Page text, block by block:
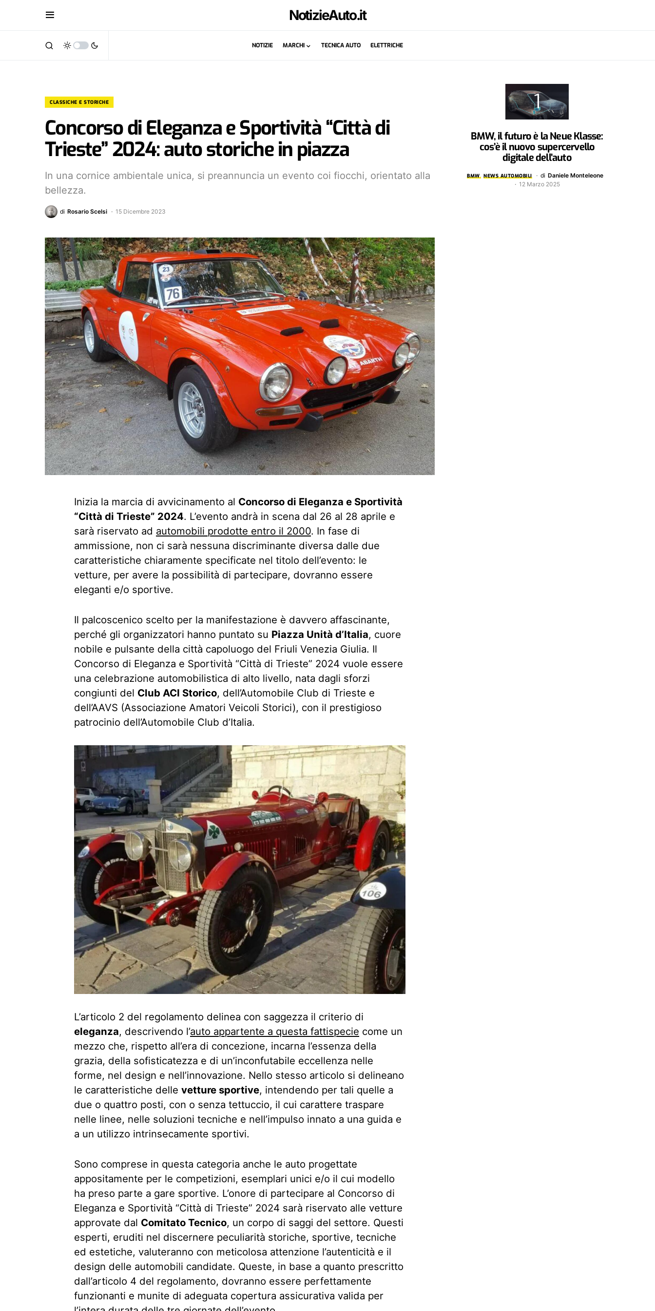
NotizieAuto.it
NOTIZIE MARCHI TECNICA AUTO ELETTRICHE
CLASSICHE E STORICHE
Concorso di Eleganza e Sportività “Città di
Trieste” 2024: auto storiche in piazza
In una cornice ambientale unica, si preannuncia un evento coi fiocchi, orientato alla
bellezza.
di Rosario Scelsi 15 Dicembre 2023
Inizia la marcia di avvicinamento al Concorso di Eleganza e Sportività
“Città di Trieste” 2024. L’evento andrà in scena dal 26 al 28 aprile e
sarà riservato ad automobili prodotte entro il 2000. In fase di
ammissione, non ci sarà nessuna discriminante diversa dalle due
caratteristiche chiaramente specificate nel titolo dell’evento: le
vetture, per avere la possibilità di partecipare, dovranno essere
eleganti e/o sportive.
Il palcoscenico scelto per la manifestazione è davvero affascinante,
perché gli organizzatori hanno puntato su Piazza Unità d’Italia, cuore
nobile e pulsante della città capoluogo del Friuli Venezia Giulia. Il
Concorso di Eleganza e Sportività “Città di Trieste” 2024 vuole essere
una celebrazione automobilistica di alto livello, nata dagli sforzi
congiunti del Club ACI Storico, dell’Automobile Club di Trieste e
dell’AAVS (Associazione Amatori Veicoli Storici), con il prestigioso
patrocinio dell’Automobile Club d’Italia.
L’articolo 2 del regolamento delinea con saggezza il criterio di
eleganza, descrivendo l’auto appartente a questa fattispecie come un
mezzo che, rispetto all’era di concezione, incarna l’essenza della
grazia, della sofisticatezza e di un’inconfutabile eccellenza nelle
forme, nel design e nell’innovazione. Nello stesso articolo si delineano
le caratteristiche delle vetture sportive, intendendo per tali quelle a
due o quattro posti, con o senza tettuccio, il cui carattere traspare
nelle linee, nelle soluzioni tecniche e nell’impulso innato a una guida e
a un utilizzo intrinsecamente sportivi.
Sono comprese in questa categoria anche le auto progettate
appositamente per le competizioni, esemplari unici e/o il cui modello
ha preso parte a gare sportive. L’onore di partecipare al Concorso di
Eleganza e Sportività “Città di Trieste” 2024 sarà riservato alle vetture
approvate dal Comitato Tecnico, un corpo di saggi del settore. Questi
esperti, eruditi nel discernere peculiarità storiche, sportive, tecniche
ed estetiche, valuteranno con meticolosa attenzione l’autenticità e il
design delle automobili candidate. Queste, in base a quanto prescritto
dall’articolo 4 del regolamento, dovranno essere perfettamente
funzionanti e munite di adeguata copertura assicurativa valida per
BMW, il futuro è la Neue Klasse:
cos’è il nuovo supercervello
digitale dell’auto
BMW NEWS AUTOMOBILI di Daniele Monteleone
12 Marzo 2025